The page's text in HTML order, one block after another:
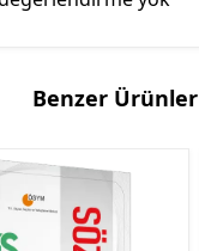
Benzer Ürünler